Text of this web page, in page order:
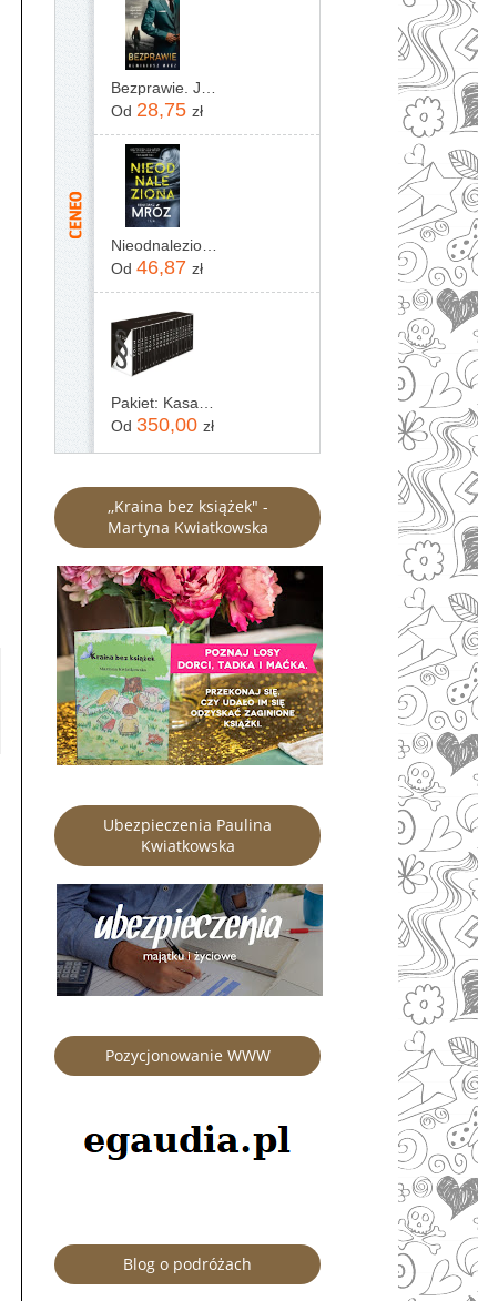
Od 28,75 zł
Od 46,87 zł
Od 350,00 zł
,,Kraina bez książek" -
Martyna Kwiatkowska
Ubezpieczenia Paulina
Kwiatkowska
Pozycjonowanie WWW
Blog o podróżach